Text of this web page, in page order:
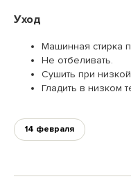
Уход
Машинная стирка
Не отбеливать.
Сушить при
Гладить в низком
14 февраля